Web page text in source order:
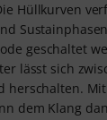
Hüllkurven
geschaltet
lässt sich
herschalten.
dem Klang